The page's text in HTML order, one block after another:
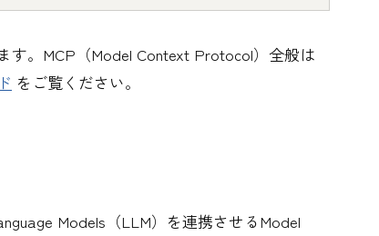
す。MCP（Model Context Protocol）全般は
をご覧ください。
Models（LLM）を連携させるModel